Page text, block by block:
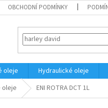
OBCHODNÍ PODMÍNKY
oleje Hydraulické oleje
ENI ROTRA DCT 1L